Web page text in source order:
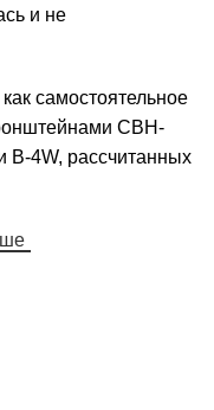
и не
самостоятельное
CBH-
B-4W, рассчитанных